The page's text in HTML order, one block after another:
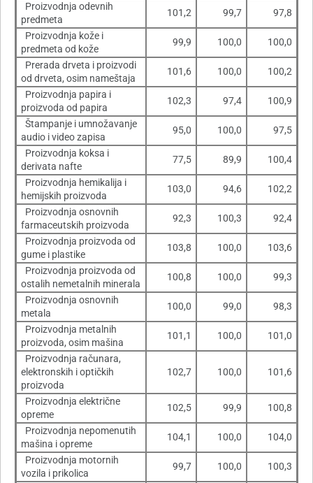
Proizvodnja odevnih
predmeta
101,2 99,7 97,8
Proizvodnja kože i
predmeta od kože
99,9 100,0 100,0
Prerada drveta i proizvodi
od drveta, osim nameštaja
101,6 100,0 100,2
Proizvodnja papira i
proizvoda od papira
102,3 97,4 100,9
Štampanje i umnožavanje
audio i video zapisa
95,0 100,0 97,5
Proizvodnja koksa i
derivata nafte
77,5 89,9 100,4
Proizvodnja hemikalija i
hemijskih proizvoda
103,0 94,6 102,2
Proizvodnja osnovnih
farmaceutskih proizvoda
92,3 100,3 92,4
Proizvodnja proizvoda od
gume i plastike
103,8 100,0 103,6
Proizvodnja proizvoda od
ostalih nemetalnih minerala
100,8 100,0 99,3
Proizvodnja osnovnih
metala
100,0 99,0 98,3
Proizvodnja metalnih
proizvoda, osim mašina
101,1 100,0 101,0
Proizvodnja računara,
elektronskih i optičkih
proizvoda
102,7 100,0 101,6
Proizvodnja električne
opreme
102,5 99,9 100,8
Proizvodnja nepomenutih
mašina i opreme
104,1 100,0 104,0
Proizvodnja motornih
vozila i prikolica
99,7 100,0 100,3